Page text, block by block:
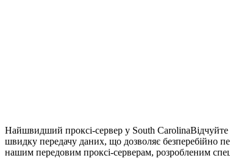
Найшвидший проксі-сервер у South Carolina
швидку передачу даних, що дозволяє безперебійно
нашим передовим проксі-серверам, розробленим